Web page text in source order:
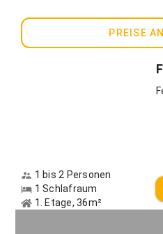
Preis pro Tag ab € 48,-€
Gastgeber spricht:Deutsch,
PREISE
1 bis 2 Personen
1 Schlafraum
1. Etage, 36m²